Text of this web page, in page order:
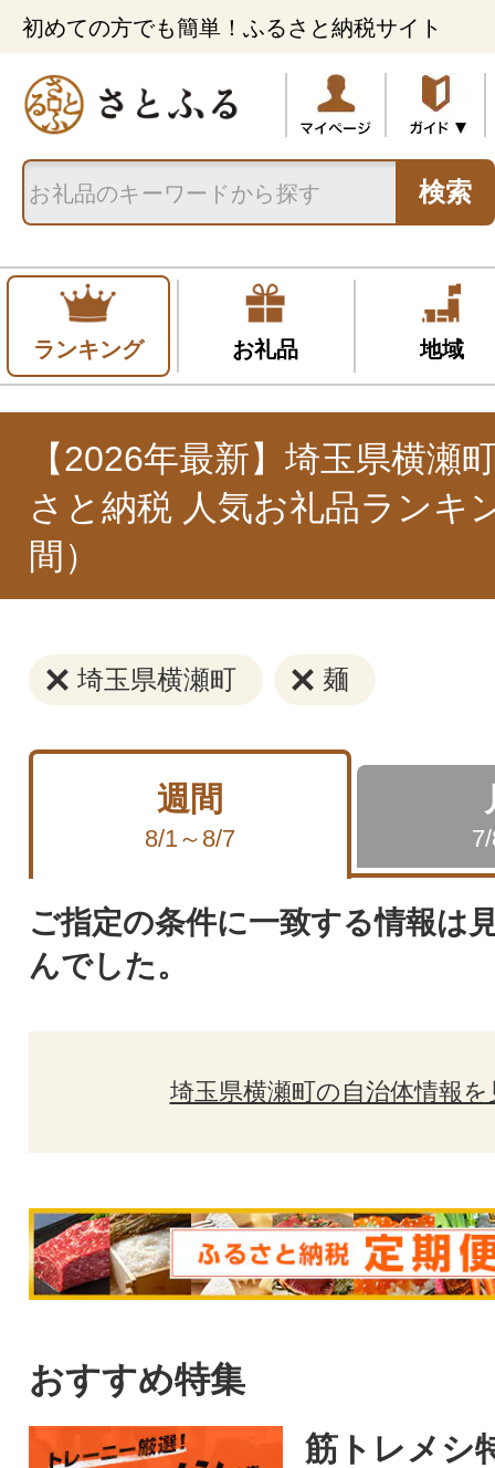
初めての方でも簡単！ふるさと納税サイト
検索
ランキング お礼品 地域
【2026年最新】埼玉県横瀬
さと納税 人気お礼品ランキ
間）
埼玉県横瀬町 麺
週間
8/1～8/7
ご指定の条件に一致する情報は
んでした。
埼玉県横瀬町の自治体情報を
おすすめ特集
筋トレメシ